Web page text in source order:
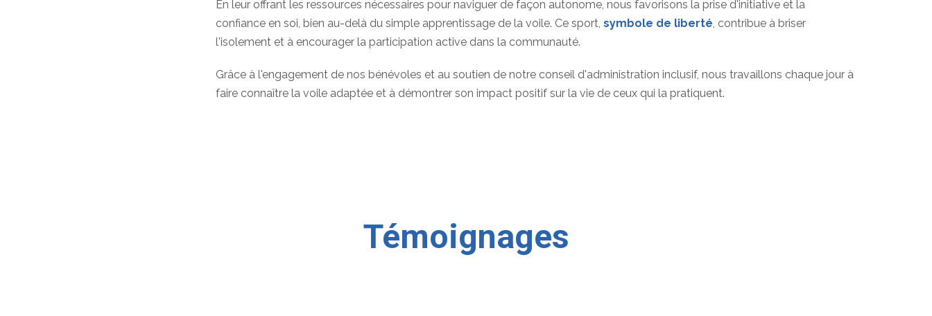
En leur offrant les ressources nécessaires pour naviguer de façon autonome, nous favorisons la prise d'initiative et la
confiance en soi, bien au-delà du simple apprentissage de la voile. Ce sport, symbole de liberté , contribue à briser
l'isolement et à encourager la participation active dans la communauté.
Grâce à l'engagement de nos bénévoles et au soutien de notre conseil d'administration inclusif, nous travaillons chaque jour à
faire connaître la voile adaptée et à démontrer son impact positif sur la vie de ceux qui la pratiquent.
Témoignages